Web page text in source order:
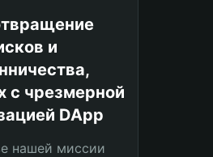
и
с чрезмерной
DApp
нашей миссии